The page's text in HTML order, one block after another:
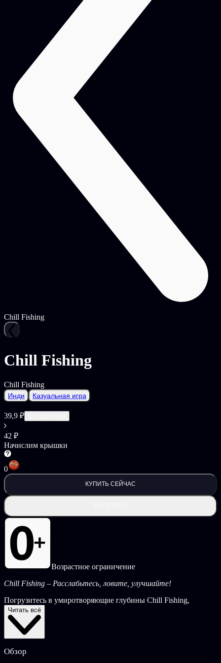
Chill Fishing
Chill Fishing
Chill Fishing
Инди Казуальная игра
39,9 ₽
42 ₽
Начислим крышки
0
КУПИТЬ СЕЙЧАС
Возрастное ограничение
Chill Fishing – Расслабьтесь, ловите, улучшайте!
Погрузитесь в умиротворяющие глубины Chill Fishing,
минималистичной рыбацкой игры, где каждый заброс – это
новое приключение. Закидывайте крючок, исследуйте
глубины океана, ловите разноцветных рыб и открывайте для
себя редкие и легендарные виды.
Улучшайте свое снаряжение, открывайте новые биомы и
Читать всё
Обзор